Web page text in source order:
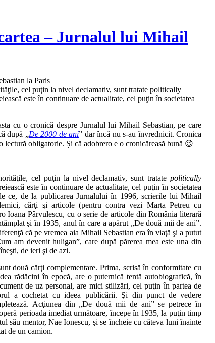
– Jurnalul lui Mihail
la Paris
cel puţin la nivel declamativ, sunt tratate politically
este în continuare de actualitate, cel puţin în societatea
cu o cronică despre Jurnalul lui Mihail Sebastian, pe care
după „De 2000 de ani” dar încă nu s-au învrednicit. Cronica
lectură obligatorie. Și că adobrero e o cronicăreasă bună 😉
cel puţin la nivel declamativ, sunt tratate politically
este în continuare de actualitate, cel puţin în societatea
ce, de la publicarea Jurnalului în 1996, scrierile lui Mihail
cărţi şi articole (pentru contra vezi Marta Petreu cu
Ioana Pârvulescu, cu o serie de articole din România literară
şi în 1935, anul în care a apărut „De două mii de ani”.
că pe vremea aia Mihail Sebastian era în viaţă şi a putut
am devenit huligan”, care după părerea mea este una din
de ieri şi de azi.
două cărţi complementare. Prima, scrisă în conformitate cu
rădăcini în epocă, are o puternică tentă autobiografică, în
de uz personal, are mici stilizări, cel puţin în partea de
a cochetat cu ideea publicării. Şi din punct de vedere
Acţiunea din „De două mii de ani” se petrece în
perioada imediat următoare, începe în 1935, la puţin timp
său mentor, Nae Ionescu, şi se încheie cu câteva luni înainte
de un camion.